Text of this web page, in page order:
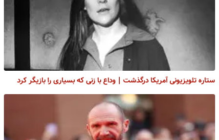
ستاره تلویزیونی آمریکا درگذشت | وداع با زنی که بسیاری را بازیگر کرد